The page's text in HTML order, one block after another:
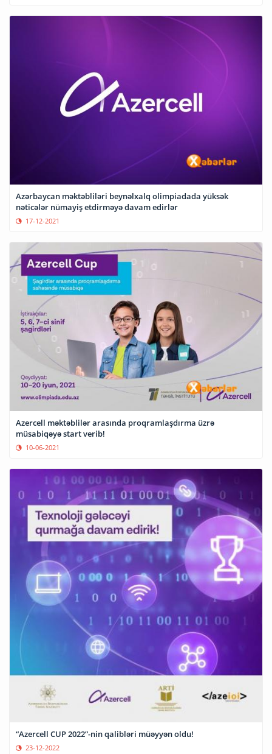
Azərbaycan məktəbliləri beynəlxalq olimpiadada yüksək
nəticələr nümayiş etdirməyə davam edirlər
17-12-2021
Azercell məktəblilər arasında proqramlaşdırma üzrə
müsabiqəyə start verib!
10-06-2021
“Azercell CUP 2022”-nin qalibləri müəyyən oldu!
23-12-2022